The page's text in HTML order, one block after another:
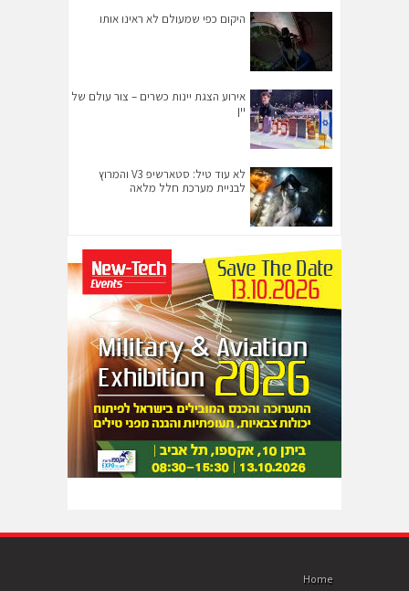
היקום כפי שמעולם לא ראינו אותו
אירוע הצגת יינות כשרים – צור עולם של
יין
לא עוד טיל: סטארשיפ V3 והמרוץ
לבניית מערכת חלל מלאה
Home